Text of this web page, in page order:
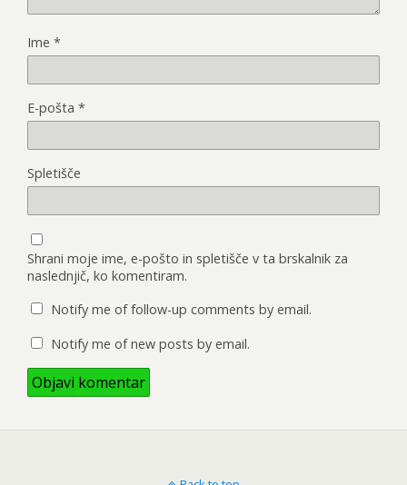
Ime *
E-pošta *
Spletišče
Shrani moje ime, e-pošto in spletišče v ta brskalnik za
naslednjič, ko komentiram.
Notify me of follow-up comments by email.
Notify me of new posts by email.